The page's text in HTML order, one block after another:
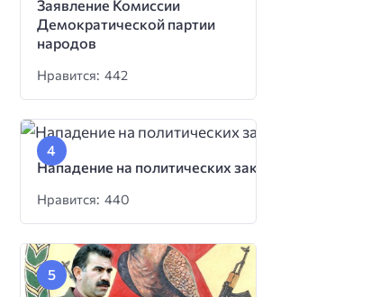
Заявление Комиссии
Демократической партии
народов
Нравится: 442
Нападение на политических заключенных
Нравится: 440